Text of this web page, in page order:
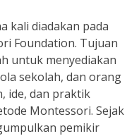
kali diadakan pada
Foundation. Tujuan
untuk menyediakan
sekolah, dan orang
ide, dan praktik
Montessori. Sejak
pemikir